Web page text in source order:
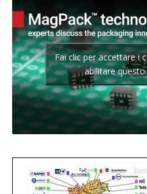
Fai clic per accettare i
abilitare